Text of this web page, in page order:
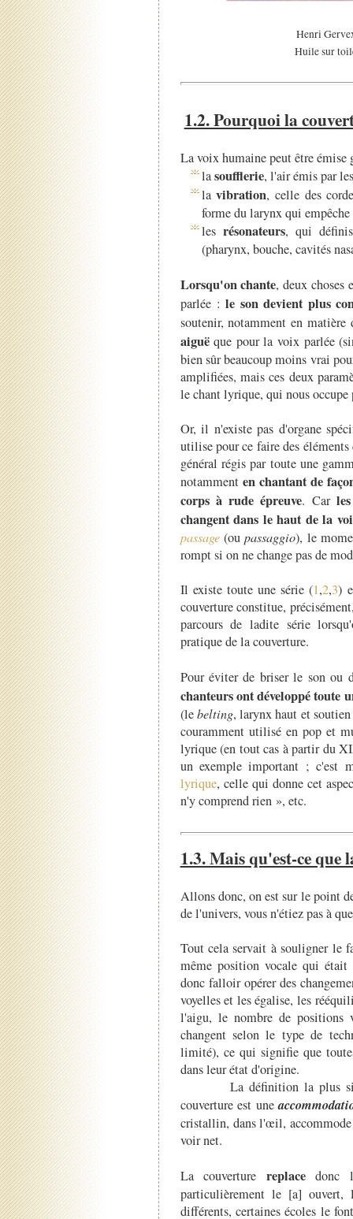
Henri
Huile sur
1.2. Pourquoi la
La voix humaine peut être émise
lasoufflerie, l'air émis par
lavibration, celle des
forme du larynx qui
les résonateurs, qui
(pharynx, bouche, cavités
Lorsqu'on chante, deux choses
parlée :le son devient plus
soutenir, notamment en
aiguëque pour la voix parlée
bien sûr beaucoup moins vrai
amplifiées, mais ces deux
le chant lyrique, qui nous
Or, il n'existe pas d'organe
utilise pour ce faire des
général régis par toute une
notamment en chantant de
corps à rude épreuve. Car
changent dans le haut de la
passage(oupassaggio), le
rompt si on ne change pas de
Il existe toute une série (1,2,3)
couverture constitue,
parcours de ladite série
pratique de la couverture.
Pour éviter de briser le son ou
chanteurs ont développé toute
(lebelting, larynx haut et
couramment utilisé en pop et
lyrique (en tout cas à partir du
un exemple important ; c'est
lyrique, celle qui donne cet
n'y comprend rien », etc.
1.3. Mais qu'est-ce que
Allons donc, on est sur le point
de l'univers, vous n'étiez pas à
Tout cela servait à souligner le
même position vocale qui était
donc falloir opérer des
voyelles et les égalise, les
l'aigu, le nombre de positions
changent selon le type de
limité), ce qui signifie que
dans leur état d'origine.
La définition la plus
couverture est une
cristallin, dans l'œil, accommode
voir net.
La couverture replacedonc
particulièrement le [a]
différents, certaines écoles le